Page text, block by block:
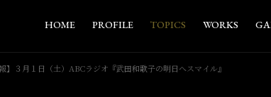
HOME PROFILE TOPICS WORKS
】３月１日（土）ABCラジオ『武田和歌子の明日へスマイル』